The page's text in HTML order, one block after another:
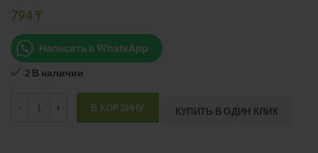
794₸
Написать в WhatsApp
2 В наличии
В КОРЗИНУ КУПИТЬ В ОДИН КЛИК